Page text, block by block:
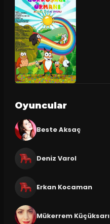
Oyuncular
Beste Aksaç
Deniz Varol
Erkan Kocaman
Mükerrem Küçüksarı